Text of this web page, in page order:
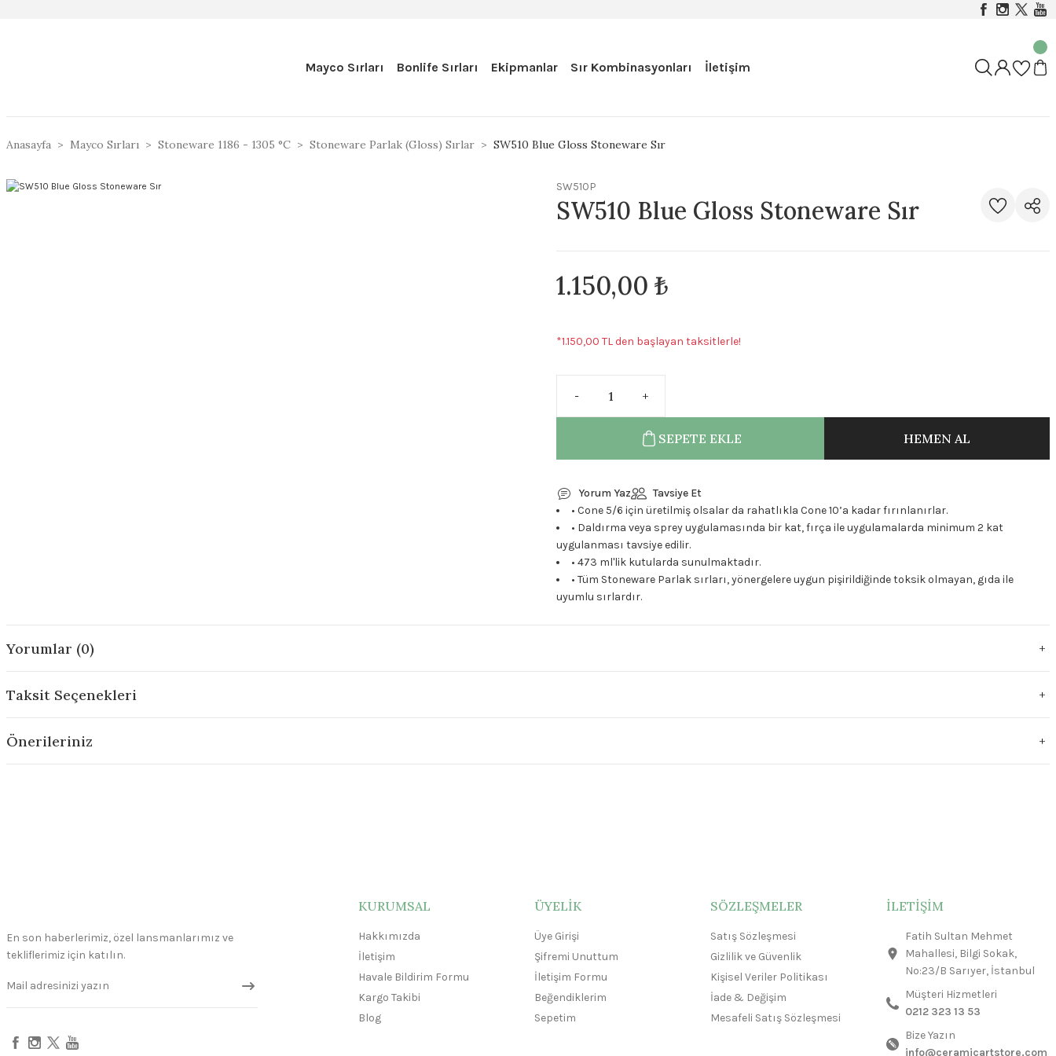
Mayco Sırları Bonlife Sırları Ekipmanlar Sır Kombinasyonları İletişim
Anasayfa Mayco Sırları Stoneware 1186 - 1305 °C Stoneware Parlak (Gloss) Sırlar SW510 Blue Gloss Stoneware Sır
SW510P
SW510 Blue Gloss Stoneware Sır
1.150,00 ₺
*1.150,00 TL den başlayan taksitlerle!
SEPETE EKLE HEMEN AL
Yorum Yaz
Tavsiye Et
• Cone 5/6 için üretilmiş olsalar da rahatlıkla Cone 10’a kadar fırınlanırlar.
• Daldırma veya sprey uygulamasında bir kat, fırça ile uygulamalarda minimum 2 kat
uygulanması tavsiye edilir.
• 473 ml'lik kutularda sunulmaktadır.
• Tüm Stoneware Parlak sırları, yönergelere uygun pişirildiğinde toksik olmayan, gıda ile
uyumlu sırlardır.
Yorumlar (0)
Taksit Seçenekleri
Önerileriniz
En son haberlerimiz, özel lansmanlarımız ve
tekliflerimiz için katılın.
KURUMSAL
Hakkımızda
İletişim
Havale Bildirim Formu
Kargo Takibi
Blog
ÜYELİK
Üye Girişi
Şifremi Unuttum
İletişim Formu
Beğendiklerim
Sepetim
SÖZLEŞMELER
Satış Sözleşmesi
Gizlilik ve Güvenlik
Kişisel Veriler Politikası
İade & Değişim
Mesafeli Satış Sözleşmesi
İLETİŞİM
Fatih Sultan Mehmet
Mahallesi, Bilgi Sokak,
No:23/B Sarıyer, İstanbul
Müşteri Hizmetleri
0212 323 13 53
Bize Yazın
info@ceramicartstore.com